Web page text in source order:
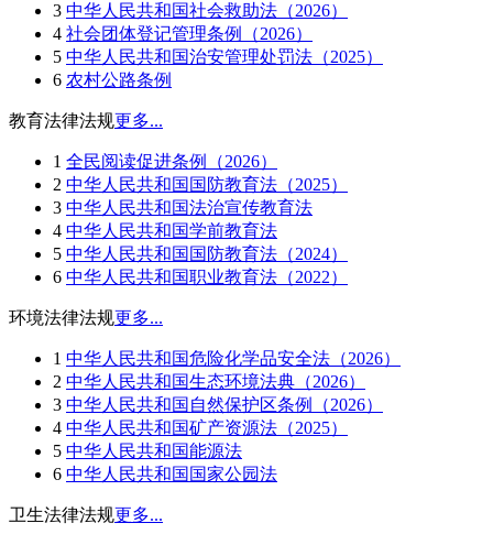
3 中华人民共和国社会救助法（2026）
4 社会团体登记管理条例（2026）
5 中华人民共和国治安管理处罚法（2025）
6 农村公路条例
教育法律法规更多...
1 全民阅读促进条例（2026）
2 中华人民共和国国防教育法（2025）
3 中华人民共和国法治宣传教育法
4 中华人民共和国学前教育法
5 中华人民共和国国防教育法（2024）
6 中华人民共和国职业教育法（2022）
环境法律法规更多...
1 中华人民共和国危险化学品安全法（2026）
2 中华人民共和国生态环境法典（2026）
3 中华人民共和国自然保护区条例（2026）
4 中华人民共和国矿产资源法（2025）
5 中华人民共和国能源法
6 中华人民共和国国家公园法
卫生法律法规更多...